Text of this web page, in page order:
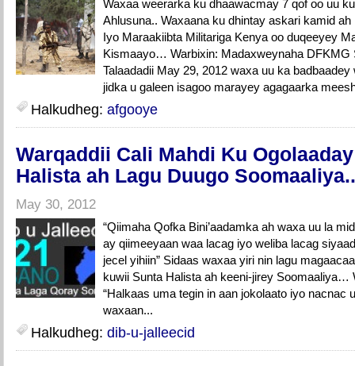
Waxaa weerarka ku dhaawacmay 7 qof oo uu
Ahlusuna.. Waxaana ku dhintay askari kamid
Iyo Maraakiibta Militariga Kenya oo duqeeyey
Kismaayo… Warbixin: Madaxweynaha DFKMG
Talaadadii May 29, 2012 waxa uu ka
jidka u galeen isagoo marayey agagaarka
Halkudheg: afgooye
Warqaddii Cali Mahdi Ku
Halista ah Lagu Duugo Soomaaliya..
May 30, 2012
“Qiimaha Qofka Bini’aadamka ah waxa uu la
ay qiimeeyaan waa lacag iyo weliba lacag
jecel yihiin” Sidaas waxaa yiri nin lagu
kuwii Sunta Halista ah keeni-jirey Soomaaliya…
“Halkaas uma tegin in aan jokolaato iyo nacnac
waxaan...
Halkudheg: dib-u-jalleecid